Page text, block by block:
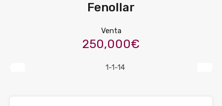
Fenollar
Venta
250,000€